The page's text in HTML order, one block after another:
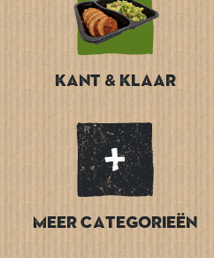
Kant & Klaar
Meer categorieën